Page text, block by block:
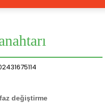
değiştirme